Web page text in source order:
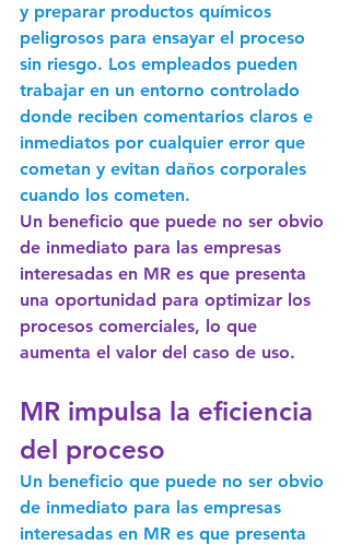
y preparar productos químicos
peligrosos para ensayar el proceso
sin riesgo. Los empleados pueden
trabajar en un entorno controlado
donde reciben comentarios claros e
inmediatos por cualquier error que
cometan y evitan daños corporales
cuando los cometen.
Un beneficio que puede no ser obvio
de inmediato para las empresas
interesadas en MR es que presenta
una oportunidad para optimizar los
procesos comerciales, lo que
aumenta el valor del caso de uso.
MR impulsa la eficiencia
del proceso
Un beneficio que puede no ser obvio
de inmediato para las empresas
interesadas en MR es que presenta